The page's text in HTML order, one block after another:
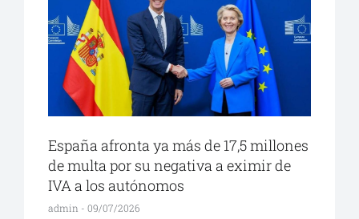
España afronta ya más de 17,5 millones
de multa por su negativa a eximir de
IVA a los autónomos
admin 09/07/2026